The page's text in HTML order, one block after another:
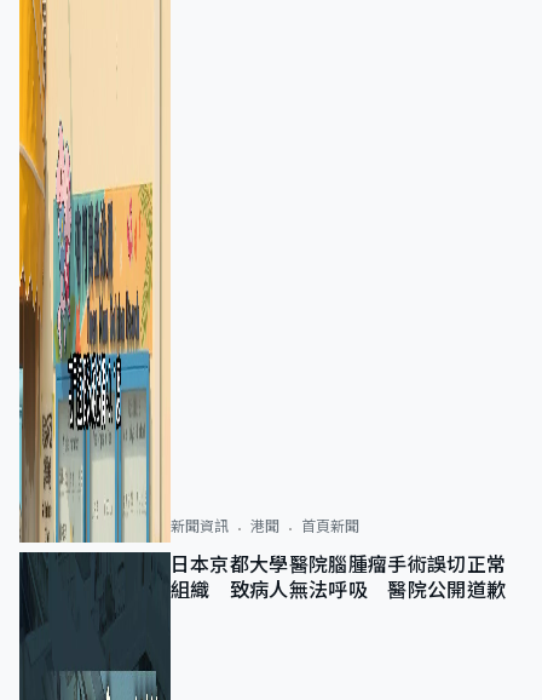
新聞資訊 港聞 首頁新聞
日本京都大學醫院腦腫瘤手術誤切正常
組織 致病人無法呼吸 醫院公開道歉